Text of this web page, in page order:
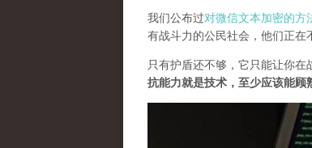
我们公布过对微信文本加密的方
有战斗力的公民社会，他们正在
只有护盾还不够，它只能让你在
抗能力就是技术，至少应该能顾